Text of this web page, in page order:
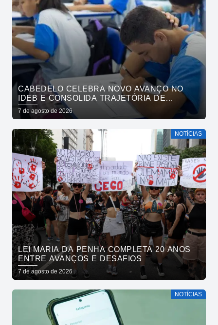
CABEDELO CELEBRA NOVO AVANÇO NO
IDEB E CONSOLIDA TRAJETÓRIA DE
CRESCIMENTO NA EDUCAÇÃO PÚBLICA
7 de agosto de 2026
NOTÍCIAS
LEI MARIA DA PENHA COMPLETA 20 ANOS
ENTRE AVANÇOS E DESAFIOS
7 de agosto de 2026
NOTÍCIAS